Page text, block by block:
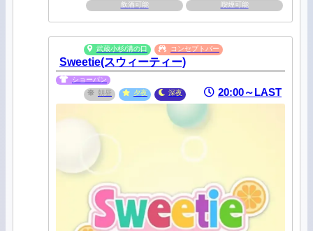
飲酒可能
喫煙可能
武蔵小杉/溝の口 コンセプトバー
Sweetie(スウィーティー)
ショーパン
朝昼
夕夜 深夜 20:00～LAST